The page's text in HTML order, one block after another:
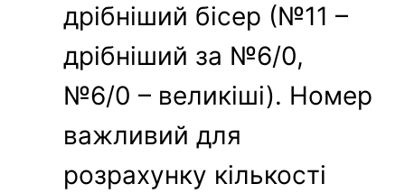
дрібніший бісер (№11 –
дрібніший за №6/0,
№6/0 – великіші). Номер
важливий для
розрахунку кількості